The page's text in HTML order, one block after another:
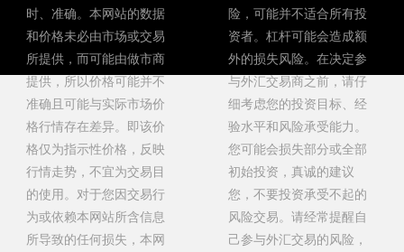
险，可能并不适合所有投
资者。杠杆可能会造成额
外的损失风险。在决定参
与外汇交易商之前，请仔
细考虑您的投资目标、经
验水平和风险承受能力。
您可能会损失部分或全部
初始投资，真诚的建议
您，不要投资承受不起的
风险交易。请经常提醒自
己参与外汇交易的风险，
时、准确。本网站的数据
和价格未必由市场或交易
所提供，而可能由做市商
提供，所以价格可能并不
准确且可能与实际市场价
格行情存在差异。即该价
格仅为指示性价格，反映
行情走势，不宜为交易目
的使用。对于您因交易行
为或依赖本网站所含信息
所导致的任何损失，本网